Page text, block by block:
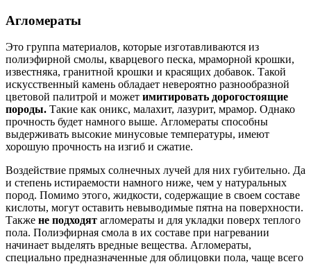
Агломераты
Это группа материалов, которые изготавливаются из
полиэфирной смолы, кварцевого песка, мраморной крошки,
известняка, гранитной крошки и красящих добавок. Такой
искусственный камень обладает невероятно разнообразной
цветовой палитрой и может имитировать дорогостоящие
породы. Такие как оникс, малахит, лазурит, мрамор. Однако
прочность будет намного выше. Агломераты способны
выдерживать высокие минусовые температуры, имеют
хорошую прочность на изгиб и сжатие.
Воздействие прямых солнечных лучей для них губительно. Да
и степень истираемости намного ниже, чем у натуральных
пород. Помимо этого, жидкости, содержащие в своем составе
кислоты, могут оставить невыводимые пятна на поверхности.
Также не подходят агломераты и для укладки поверх теплого
пола. Полиэфирная смола в их составе при нагревании
начинает выделять вредные вещества. Агломераты,
специально предназначенные для облицовки пола, чаще всего